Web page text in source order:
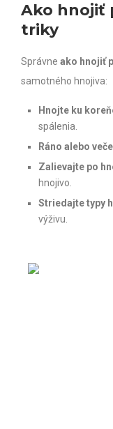
Ako hnojiť
triky
Správne ako hnojiť
samotného hnojiva:
Hnojte ku
spálenia.
Ráno alebo
Zalievajte po
hnojivo.
Striedajte typy
výživu.